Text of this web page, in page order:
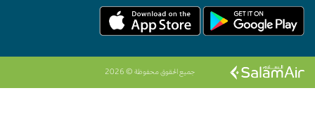
جميع الحقوق محفوظة © 2026